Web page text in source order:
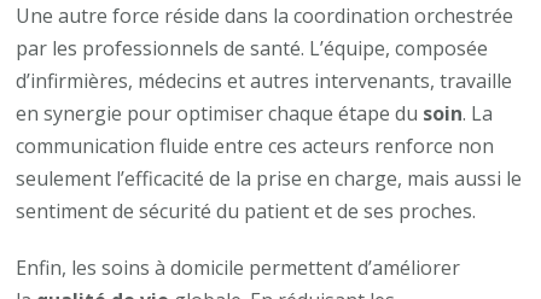
Une autre force réside dans la coordination orchestrée
par les professionnels de santé. L’équipe, composée
d’infirmières, médecins et autres intervenants, travaille
en synergie pour optimiser chaque étape du soin. La
communication fluide entre ces acteurs renforce non
seulement l’efficacité de la prise en charge, mais aussi le
sentiment de sécurité du patient et de ses proches.
Enfin, les soins à domicile permettent d’améliorer